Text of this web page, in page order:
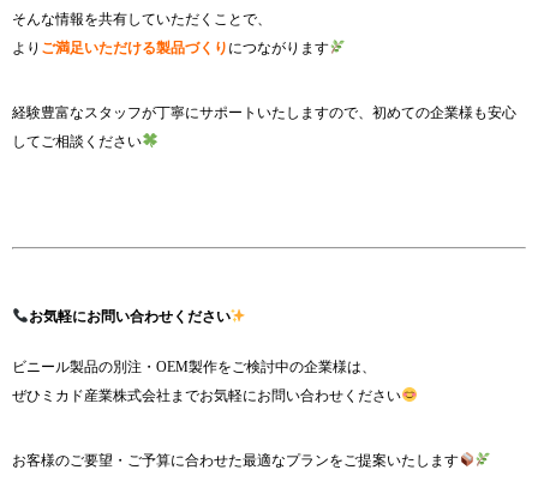
そんな情報を共有していただくことで、
より ご満足いただける製品づくり につながります
経験豊富なスタッフが丁寧にサポートいたしますので、初めての企業様も安心
してご相談ください
お気軽にお問い合わせください
ビニール製品の別注・OEM製作をご検討中の企業様は、
ぜひミカド産業株式会社までお気軽にお問い合わせください
お客様のご要望・ご予算に合わせた最適なプランをご提案いたします